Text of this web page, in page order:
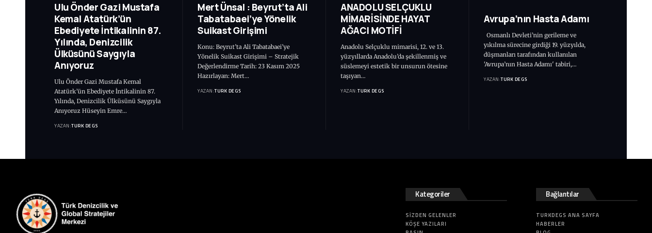
Ulu Önder Gazi Mustafa
Kemal Atatürk’ün
Ebediyete İntikalinin 87.
Yılında, Denizcilik
Ülküsünü Saygıyla
Anıyoruz
Ulu Önder Gazi Mustafa Kemal
Atatürk’ün Ebediyete İntikalinin 87.
Yılında, Denizcilik Ülküsünü Saygıyla
Anıyoruz Hüseyin Emre…
YAZAN:TURK DEGS
Mert Ünsal : Beyrut’ta Ali
Tabatabaei’ye Yönelik
Suikast Girişimi
Konu: Beyrut’ta Ali Tabatabaei’ye
Yönelik Suikast Girişimi – Stratejik
Değerlendirme Tarih: 23 Kasım 2025
Hazırlayan: Mert…
YAZAN:TURK DEGS
ANADOLU SELÇUKLU
MİMARİSİNDE HAYAT
AĞACI MOTİFİ
Anadolu Selçuklu mimarisi, 12. ve 13.
yüzyıllarda Anadolu’da şekillenmiş ve
süslemeyi estetik bir unsurun ötesine
taşıyan…
YAZAN:TURK DEGS
Avrupa’nın Hasta Adamı
Osmanlı Devleti’nin gerileme ve
yıkılma sürecine girdiği 19. yüzyılda,
düşmanları tarafından kullanılan
'Avrupa’nın Hasta Adamı' tabiri,…
YAZAN:TURK DEGS
Kategoriler
SIZDEN GELENLER
KÖŞE YAZILARI
Bağlantılar
TURKDEGS ANA SAYFA
HABERLER